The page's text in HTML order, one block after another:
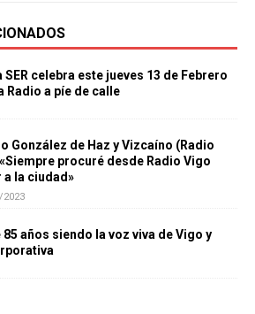
SER celebra este jueves 13 de Febrero
Radio a píe de calle
González de Haz y Vizcaíno (Radio
procuré desde Radio Vigo
a la ciudad»
2023
años siendo la voz viva de Vigo y